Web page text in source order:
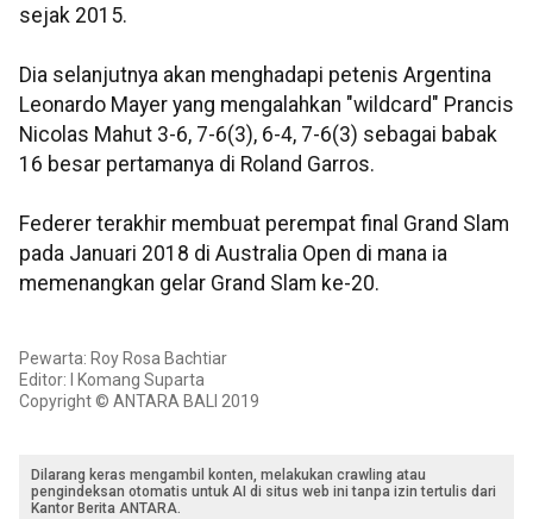
sejak 2015.
Dia selanjutnya akan menghadapi petenis Argentina
Leonardo Mayer yang mengalahkan "wildcard" Prancis
Nicolas Mahut 3-6, 7-6(3), 6-4, 7-6(3) sebagai babak
16 besar pertamanya di Roland Garros.
Federer terakhir membuat perempat final Grand Slam
pada Januari 2018 di Australia Open di mana ia
memenangkan gelar Grand Slam ke-20.
Pewarta: Roy Rosa Bachtiar
Editor: I Komang Suparta
Copyright © ANTARA BALI 2019
Dilarang keras mengambil konten, melakukan crawling atau
pengindeksan otomatis untuk AI di situs web ini tanpa izin tertulis dari
Kantor Berita ANTARA.